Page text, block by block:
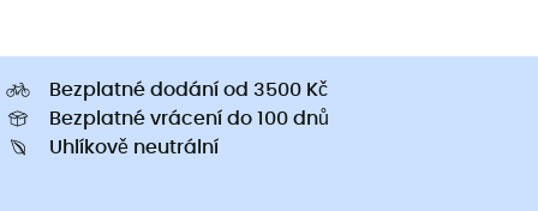
Bezplatné dodání od 3500 Kč
Bezplatné vrácení do 100 dnů
Uhlíkově neutrální